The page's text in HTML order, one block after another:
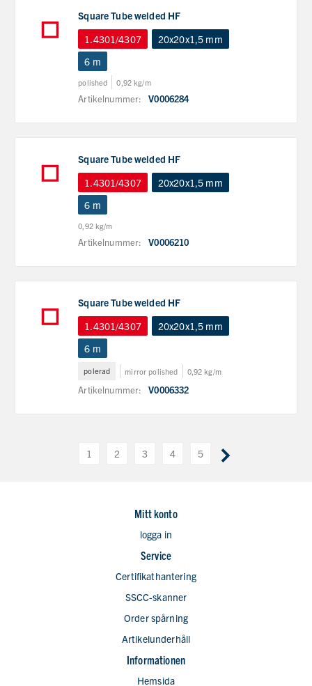
Square Tube welded HF
1.4301/4307
20x20x1,5 mm
6 m
polished 0,92 kg/m
Artikelnummer: V0006284
Square Tube welded HF
1.4301/4307
20x20x1,5 mm
6 m
0,92 kg/m
Artikelnummer: V0006210
Square Tube welded HF
1.4301/4307
20x20x1,5 mm
6 m
polerad mirror polished 0,92 kg/m
Artikelnummer: V0006332
1 2 3 4 5
Mitt konto
logga in
Service
Certifikathantering
SSCC-skanner
Order spårning
Artikelunderhåll
Informationen
Hemsida